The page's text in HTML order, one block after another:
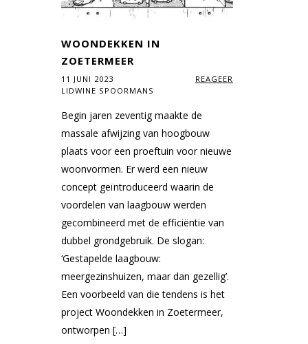
WOONDEKKEN IN
ZOETERMEER
11 JUNI 2023
REAGEER
LIDWINE SPOORMANS
Begin jaren zeventig maakte de
massale afwijzing van hoogbouw
plaats voor een proeftuin voor nieuwe
woonvormen. Er werd een nieuw
concept geïntroduceerd waarin de
voordelen van laagbouw werden
gecombineerd met de efficiëntie van
dubbel grondgebruik. De slogan:
‘Gestapelde laagbouw:
meergezinshuizen, maar dan gezellig’.
Een voorbeeld van die tendens is het
project Woondekken in Zoetermeer,
ontworpen […]